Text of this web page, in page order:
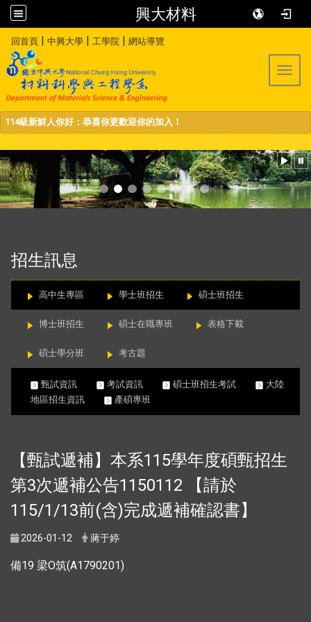
興大材料
回首頁 | 中興大學 | 工學院 | 網站導覽
114級新鮮人你好：恭喜你更歡迎你的加入！
招生訊息
高中生專區 學士班招生 碩士班招生
博士班招生 碩士在職專班 表格下載
碩士學分班 考古題
甄試資訊 考試資訊 碩士班招生考試
大陸
地區招生資訊
產碩專班
【甄試遞補】本系115學年度碩甄招生
第3次遞補公告1150112 【請於
115/1/13前(含)完成遞補確認書】
2026-01-12 蔣于婷
備19 梁O筑(A1790201)